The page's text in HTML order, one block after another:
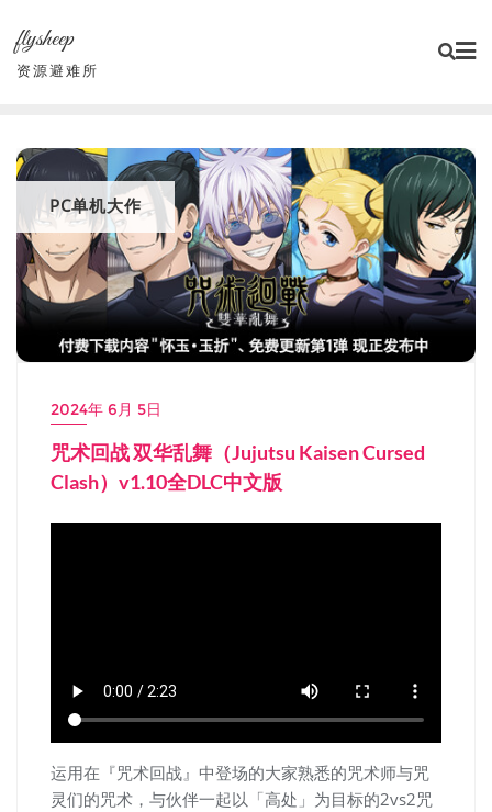
content
flysheep
资源避难所
PC单机大作
2024年 6月 5日
咒术回战 双华乱舞（Jujutsu Kaisen Cursed
Clash）v1.10全DLC中文版
运用在『咒术回战』中登场的大家熟悉的咒术师与咒
灵们的咒术，与伙伴一起以「高处」为目标的2vs2咒